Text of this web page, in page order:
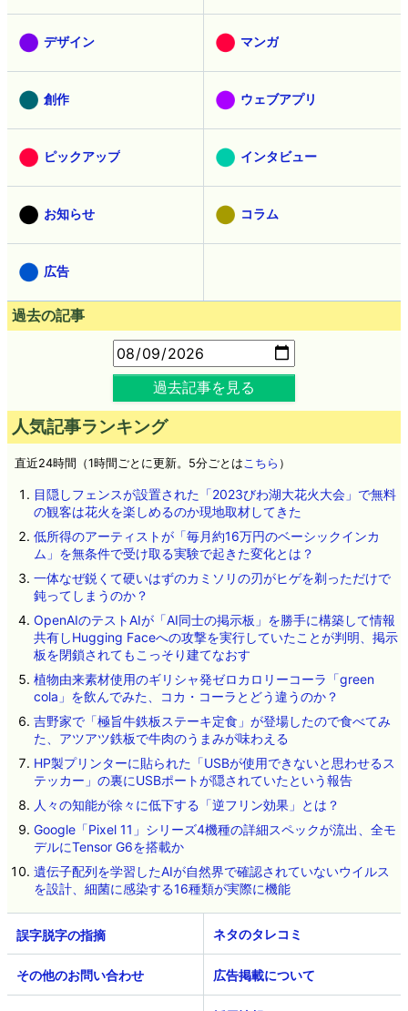
デザイン マンガ
創作 ウェブアプリ
ピックアップ インタビュー
お知らせ コラム
広告
過去の記事
過去記事を見る
人気記事ランキング
直近24時間（1時間ごとに更新。5分ごとは こちら ）
目隠しフェンスが設置された「2023びわ湖大花火大会」で無料
の観客は花火を楽しめるのか現地取材してきた
低所得のアーティストが「毎月約16万円のベーシックインカ
ム」を無条件で受け取る実験で起きた変化とは？
一体なぜ鋭くて硬いはずのカミソリの刃がヒゲを剃っただけで
鈍ってしまうのか？
OpenAIのテストAIが「AI同士の掲示板」を勝手に構築して情報
共有しHugging Faceへの攻撃を実行していたことが判明、掲示
板を閉鎖されてもこっそり建てなおす
植物由来素材使用のギリシャ発ゼロカロリーコーラ「green
cola」を飲んでみた、コカ・コーラとどう違うのか？
吉野家で「極旨牛鉄板ステーキ定食」が登場したので食べてみ
た、アツアツ鉄板で牛肉のうまみが味わえる
HP製プリンターに貼られた「USBが使用できないと思わせるス
テッカー」の裏にUSBポートが隠されていたという報告
人々の知能が徐々に低下する「逆フリン効果」とは？
Google「Pixel 11」シリーズ4機種の詳細スペックが流出、全モ
デルにTensor G6を搭載か
遺伝子配列を学習したAIが自然界で確認されていないウイルス
を設計、細菌に感染する16種類が実際に機能
ネタのタレコミ
その他のお問い合わせ 広告掲載について